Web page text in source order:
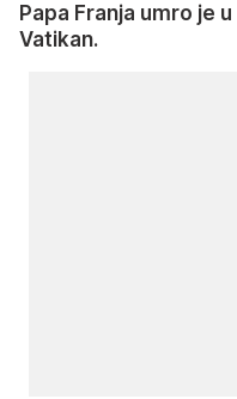
Papa Franja umro je
Vatikan.